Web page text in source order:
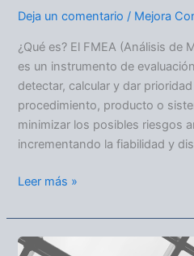
Deja un comentario / Mejora
¿Qué es? El FMEA (Análisis de
es un instrumento de
detectar, calcular y dar
procedimiento, producto o
minimizar los posibles riesgos
incrementando la fiabilidad y
Leer más »
MANUAL